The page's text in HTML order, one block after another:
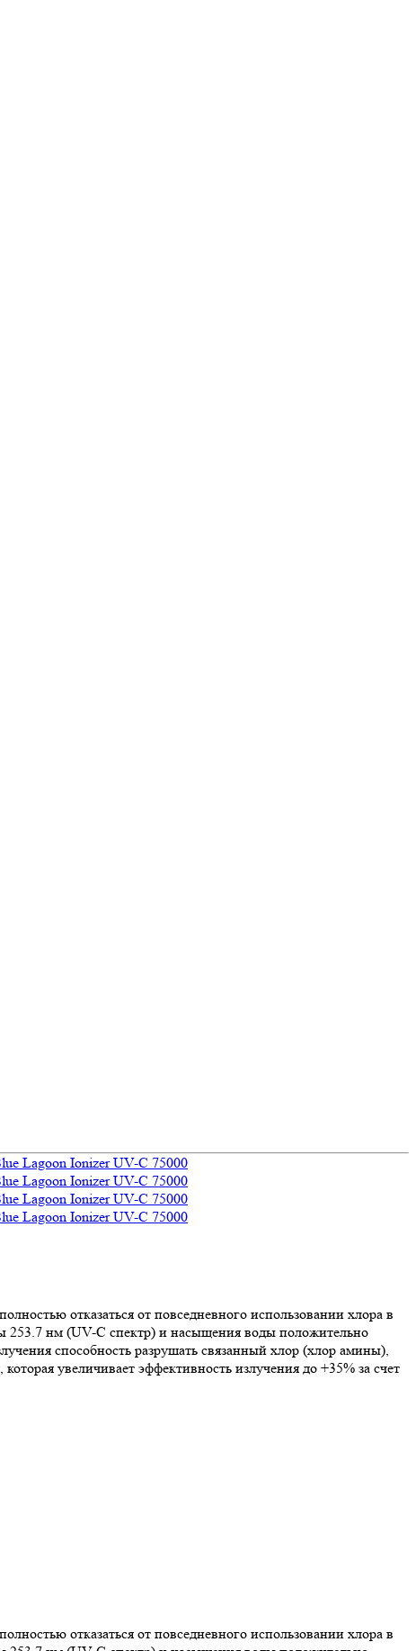
отказаться от повседневного использовании хлора в
253.7 нм (UV-C спектр) и насыщения воды положительно
способность разрушать связанный хлор (хлор амины),
увеличивает эффективность излучения до +35% за счет
отказаться от повседневного использовании хлора в